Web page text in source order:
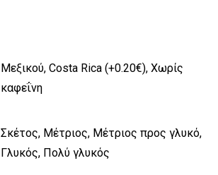
Μεξικού, Costa Rica (+0.20€), Χωρίς
καφεΐνη
Σκέτος, Μέτριος, Μέτριος προς γλυκό,
Γλυκός, Πολύ γλυκός